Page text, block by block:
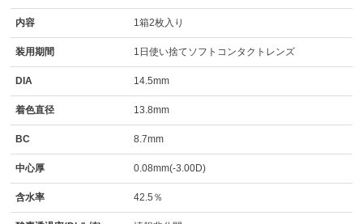
内容 1箱2枚入り
装用期間 1日使い捨てソフトコンタクトレンズ
DIA 14.5mm
着色直径 13.8mm
BC 8.7mm
中心厚 0.08mm(-3.00D)
含水率 42.5％